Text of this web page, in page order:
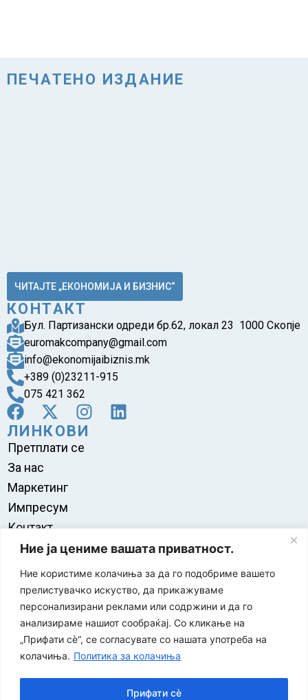
Ние ја цениме вашата приватност.
Ние користиме колачиња за да го подобриме вашето
прелистувачко искуство, да прикажуваме
персонализирани реклами или содржини и да го
анализираме нашиот сообраќај. Со кликање на
„Прифати сè“, се согласувате со нашата употреба на
колачиња. Политика за колачиња
Прифати сè
ПЕЧАТЕНО ИЗДАНИЕ
ЧИТАЈТЕ „ЕКОНОМИЈА И БИЗНИС“
КОНТАКТ
Бул. Партизански одреди бр.62, локал 23 1000 Скопје
euromakcompany@gmail.com
info@ekonomijaibiznis.mk
+389 (0)23211-915
075 421 362
ЛИНКОВИ
Претплати се
За нас
Маркетинг
Импресум
Контакт
Правила на користење